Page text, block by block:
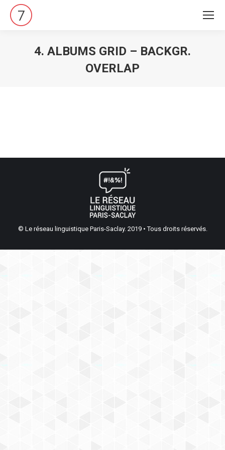
4. ALBUMS GRID – BACKGR.
OVERLAP
© Le réseau linguistique Paris-Saclay. 2019 • Tous droits réservés.